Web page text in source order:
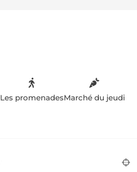
Les promenadesMarché du jeudi